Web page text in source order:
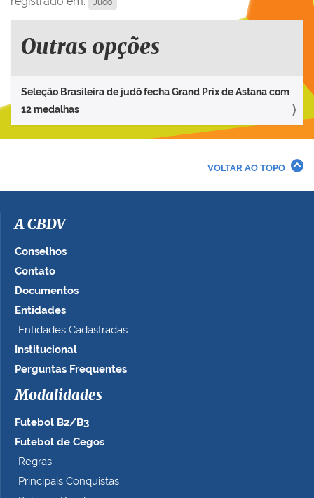
Judô
Outras opções
Seleção Brasileira de judô fecha Grand Prix de Astana com
12 medalhas
VOLTAR AO TOPO
A CBDV
Conselhos
Contato
Documentos
Entidades
Entidades Cadastradas
Institucional
Perguntas Frequentes
Modalidades
Futebol B2/B3
Futebol de Cegos
Regras
Principais Conquistas